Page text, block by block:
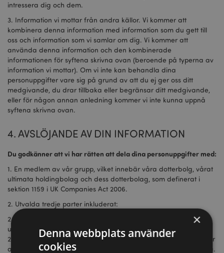
intressera dig och dem.
3. Information vi mottar från andra källor. Vi kommer att
kombinera denna information med information som du gett till
oss och information som vi samlar om dig. Vi kommer att
använda denna information och den kombinerade
informationen för syftena skrivna ovan (beroende på typerna av
information vi mottar). Om vi inte kan behandla dina
personuppgifter vare sig på grund av att du ej ger oss ditt
medgivande, du drar tillbaka eller begränsar ditt medgivande,
eller för någon annan anledning kommer vi inte kunna uppnå
syftena skrivna ovan.
4. AVSLÖJANDE AV DIN INFORMATION
Du godkänner att vi har rätten att dela dina personuppgifter med:
1. En medlem av vår grupp, vilket innebär våra dotterbolg, vårat
ultimata holdingbolag och dess dotterbolag, som definerat i
sektion 1159 i UK Companies Act 2006.
2. Utvalda tredje parter inkluderat:
2.1. affärspartners, leverantörer och underleverantörer för
utförande av alla kontrakt vi ingår i med dem eller dig;
2.2. annonsörer och annonsnätverk som kräver informationen för
att välja och leverera relevant marknadsföring till dig och andra.
×
Denna webbplats använder
cookies